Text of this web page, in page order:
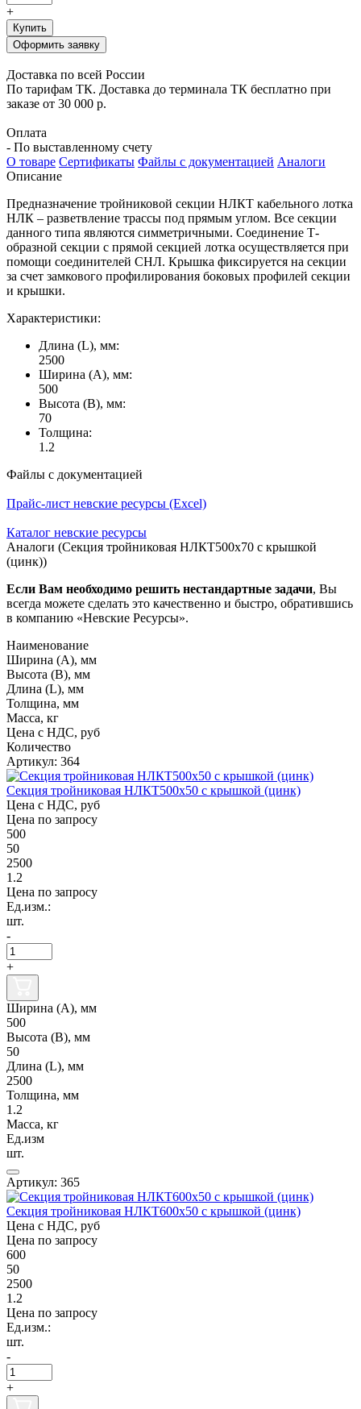
+
Купить
Оформить заявку
Доставка по всей России
По тарифам ТК. Доставка до терминала ТК бесплатно при
заказе от 30 000 р.
Оплата
- По выставленному счету
О товаре Сертификаты Файлы с документацией Аналоги
Описание
Предназначение тройниковой секции НЛКТ кабельного лотка
НЛК – разветвление трассы под прямым углом. Все секции
данного типа являются симметричными. Соединение Т-
образной секции с прямой секцией лотка осуществляется при
помощи соединителей СНЛ. Крышка фиксируется на секции
за счет замкового профилирования боковых профилей секции
и крышки.
Характеристики:
Длина (L), мм:
2500
Ширина (А), мм:
500
Высота (В), мм:
70
Толщина:
1.2
Файлы с документацией
Прайс-лист невские ресурсы (Excel)
Каталог невские ресурсы
Аналоги (Секция тройниковая НЛКТ500х70 с крышкой
(цинк))
Если Вам необходимо решить нестандартные задачи, Вы
всегда можете сделать это качественно и быстро, обратившись
в компанию «Невские Ресурсы».
Наименование
Ширина (А), мм
Высота (В), мм
Длина (L), мм
Толщина, мм
Масса, кг
Цена с НДС, руб
Количество
Артикул: 364
Секция тройниковая НЛКТ500х50 с крышкой (цинк)
Цена с НДС, руб
Цена по запросу
500
50
2500
1.2
Цена по запросу
Ед.изм.:
шт.
-
+
Ширина (А), мм
500
Высота (В), мм
50
Длина (L), мм
2500
Толщина, мм
1.2
Масса, кг
Ед.изм
шт.
Артикул: 365
Секция тройниковая НЛКТ600х50 с крышкой (цинк)
Цена с НДС, руб
Цена по запросу
600
50
2500
1.2
Цена по запросу
Ед.изм.:
шт.
-
+